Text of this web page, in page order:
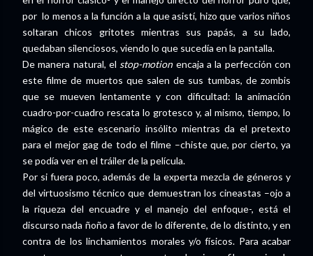
por lo menos a la función a la que asistí, hizo que varios niños
soltaran chicos gritotes mientras sus papás, a su lado,
quedaban silenciosos, viendo lo que sucedía en la pantalla.
De manera natural, elstop-motionencaja a la perfección con
este filme de muertos que salen de sus tumbas, de zombis
que se mueven lentamente y con dificultad: la animación
cuadro-por-cuadro rescata lo grotesco y, al mismo, tiempo, lo
mágico de este escenario insólito mientras da el pretexto
para el mejor gag de todo el filme –chiste que, por cierto, ya
se podía ver en el tráiler de la película.
Por si fuera poco, además de la experta mezcla de géneros y
del virtuosismo técnico que demuestran los cineastas –ojo a
la riqueza del encuadre y el manejo del enfoque-, está el
discurso nada ñoño a favor de lo diferente, de lo distinto, y en
contra de los linchamientos morales y/o físicos. Para acabar